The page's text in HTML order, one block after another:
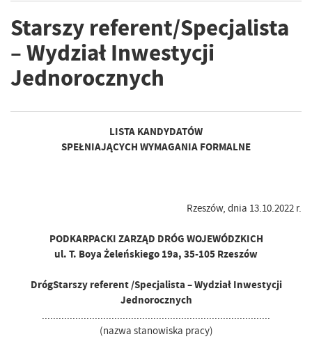
Starszy referent/Specjalista
– Wydział Inwestycji
Jednorocznych
LISTA KANDYDATÓW
SPEŁNIAJĄCYCH WYMAGANIA FORMALNE
Rzeszów, dnia 13.10.2022 r.
PODKARPACKI ZARZĄD DRÓG WOJEWÓDZKICH
ul. T. Boya Żeleńskiego 19a, 35-105 Rzeszów
DrógStarszy referent /Specjalista – Wydział Inwestycji
Jednorocznych
..................................................................................
(nazwa stanowiska pracy)